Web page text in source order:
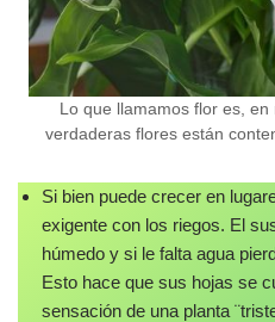
Lo que llamamos flor es,
verdaderas flores están
Si bien puede crecer en
exigente con los riegos. El
húmedo y si le falta agua
Esto hace que sus hojas se
sensación de una planta